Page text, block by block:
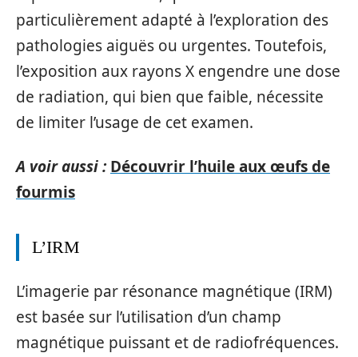
particulièrement adapté à l’exploration des
pathologies aiguës ou urgentes. Toutefois,
l’exposition aux rayons X engendre une dose
de radiation, qui bien que faible, nécessite
de limiter l’usage de cet examen.
A voir aussi : Découvrir l’huile aux œufs de
fourmis
L’IRM
L’imagerie par résonance magnétique (IRM)
est basée sur l’utilisation d’un champ
magnétique puissant et de radiofréquences.